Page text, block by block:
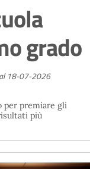
grado
18-07-2026
per premiare gli
più